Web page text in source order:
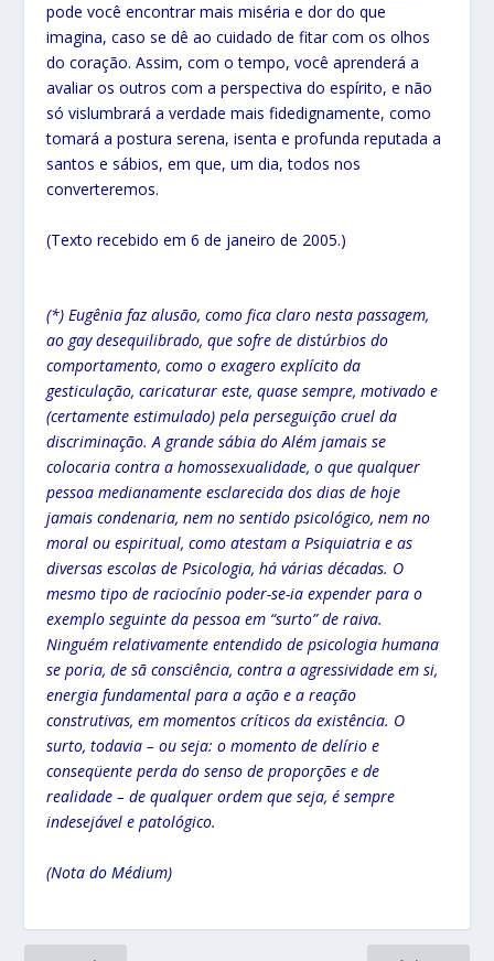
pode você encontrar mais miséria e dor do que
imagina, caso se dê ao cuidado de fitar com os olhos
do coração. Assim, com o tempo, você aprenderá a
avaliar os outros com a perspectiva do espírito, e não
só vislumbrará a verdade mais fidedignamente, como
tomará a postura serena, isenta e profunda reputada a
santos e sábios, em que, um dia, todos nos
converteremos.
(Texto recebido em 6 de janeiro de 2005.)
(*) Eugênia faz alusão, como fica claro nesta passagem,
ao gay desequilibrado, que sofre de distúrbios do
comportamento, como o exagero explícito da
gesticulação, caricaturar este, quase sempre, motivado e
(certamente estimulado) pela perseguição cruel da
discriminação. A grande sábia do Além jamais se
colocaria contra a homossexualidade, o que qualquer
pessoa medianamente esclarecida dos dias de hoje
jamais condenaria, nem no sentido psicológico, nem no
moral ou espiritual, como atestam a Psiquiatria e as
diversas escolas de Psicologia, há várias décadas. O
mesmo tipo de raciocínio poder-se-ia expender para o
exemplo seguinte da pessoa em “surto” de raiva.
Ninguém relativamente entendido de psicologia humana
se poria, de sã consciência, contra a agressividade em si,
energia fundamental para a ação e a reação
construtivas, em momentos críticos da existência. O
surto, todavia – ou seja: o momento de delírio e
conseqüente perda do senso de proporções e de
realidade – de qualquer ordem que seja, é sempre
indesejável e patológico.
(Nota do Médium)